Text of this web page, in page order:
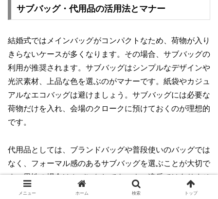
サブバッグ・代用品の活用法とマナー
結婚式ではメインバッグがコンパクトなため、荷物が入り
きらないケースが多くなります。その場合、サブバッグの
利用が推奨されます。サブバッグはシンプルなデザインや
光沢素材、上品な色を選ぶのがマナーです。紙袋やカジュ
アルなエコバッグは避けましょう。サブバッグには必要な
荷物だけを入れ、会場のクロークに預けておくのが理想的
です。
代用品としては、ブランドバッグや普段使いのバッグでは
なく、フォーマル感のあるサブバッグを選ぶことが大切で
す。男性の場合はカバンなしでもマナー違反ではありませ
んが、持つ場合はブラックやネイビーのシンプルなデザイ
メニュー ホーム 検索 トップ